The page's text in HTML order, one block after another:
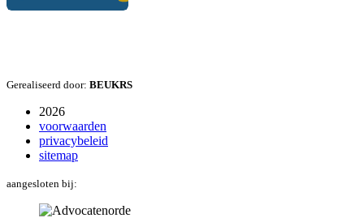
Gerealiseerd door: BEUKRS
2026
voorwaarden
privacybeleid
sitemap
aangesloten bij: